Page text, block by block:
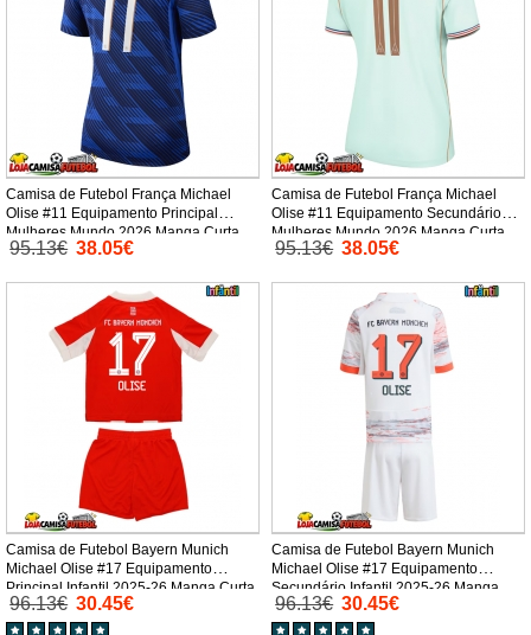
Camisa de Futebol França Michael
Olise #11 Equipamento Principal
Mulheres Mundo 2026 Manga Curta
95.13€ 38.05€
Camisa de Futebol França Michael
Olise #11 Equipamento Secundário
Mulheres Mundo 2026 Manga Curta
95.13€ 38.05€
Camisa de Futebol Bayern Munich
Michael Olise #17 Equipamento
Principal Infantil 2025-26 Manga Curta
(+ Calças curtas)
96.13€ 30.45€
Camisa de Futebol Bayern Munich
Michael Olise #17 Equipamento
Secundário Infantil 2025-26 Manga
Curta (+ Calças curtas)
96.13€ 30.45€